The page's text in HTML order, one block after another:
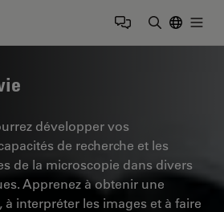
développer vos
de recherche et les
de la microscopie dans divers
Apprenez à obtenir une
interpréter les images et à faire